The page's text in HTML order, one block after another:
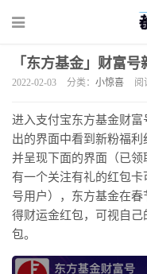
「东方基金」财富
2022-02-03 分类： 小惊喜 阅
进入支付宝东方基金财
出的界面中看到新粉福
并呈现下面的界面（已
有一个关注有礼的红包
号用户），东方基金在
得财运金红包，可视自
包。